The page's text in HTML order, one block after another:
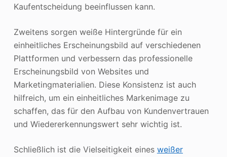
Kaufentscheidung beeinflussen kann.
Zweitens sorgen weiße Hintergründe für ein
einheitliches Erscheinungsbild auf verschiedenen
Plattformen und verbessern das professionelle
Erscheinungsbild von Websites und
Marketingmaterialien. Diese Konsistenz ist auch
hilfreich, um ein einheitliches Markenimage zu
schaffen, das für den Aufbau von Kundenvertrauen
und Wiedererkennungswert sehr wichtig ist.
Schließlich ist die Vielseitigkeit eines weißer